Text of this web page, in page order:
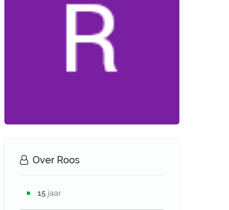
Over Roos
15 jaar